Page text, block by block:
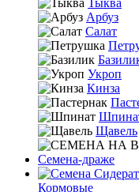
Тыква
Арбуз
Салат
Укроп
Кинза
Щавель
Семена-драже
Кормовые